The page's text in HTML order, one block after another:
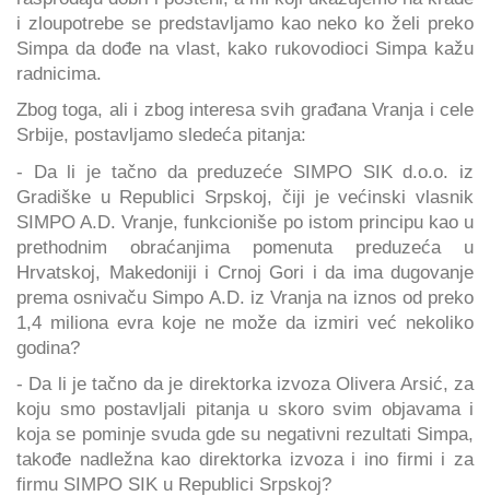
i zloupotrebe se predstavljamo kao neko ko želi preko
Simpa da dođe na vlast, kako rukovodioci Simpa kažu
radnicima.
Zbog toga, ali i zbog interesa svih građana Vranja i cele
Srbije, postavljamo sledeća pitanja:
- Da li je tačno da preduzeće SIMPO SIK d.o.o. iz
Gradiške u Republici Srpskoj, čiji je većinski vlasnik
SIMPO A.D. Vranje, funkcioniše po istom principu kao u
prethodnim obraćanjima pomenuta preduzeća u
Hrvatskoj, Makedoniji i Crnoj Gori i da ima dugovanje
prema osnivaču Simpo A.D. iz Vranja na iznos od preko
1,4 miliona evra koje ne može da izmiri već nekoliko
godina?
- Da li je tačno da je direktorka izvoza Olivera Arsić, za
koju smo postavljali pitanja u skoro svim objavama i
koja se pominje svuda gde su negativni rezultati Simpa,
takođe nadležna kao direktorka izvoza i ino firmi i za
firmu SIMPO SIK u Republici Srpskoj?